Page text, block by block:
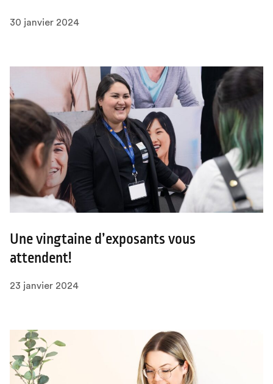
30 janvier 2024
Une vingtaine d’exposants vous
attendent!
23 janvier 2024